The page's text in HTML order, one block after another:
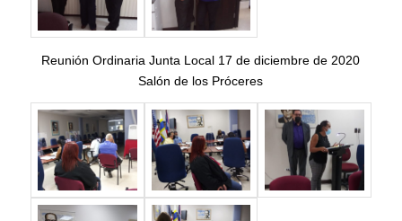
Reunión Ordinaria Junta Local 17 de diciembre de 2020
Salón de los Próceres